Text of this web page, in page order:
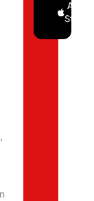
Google
Play
App
Store